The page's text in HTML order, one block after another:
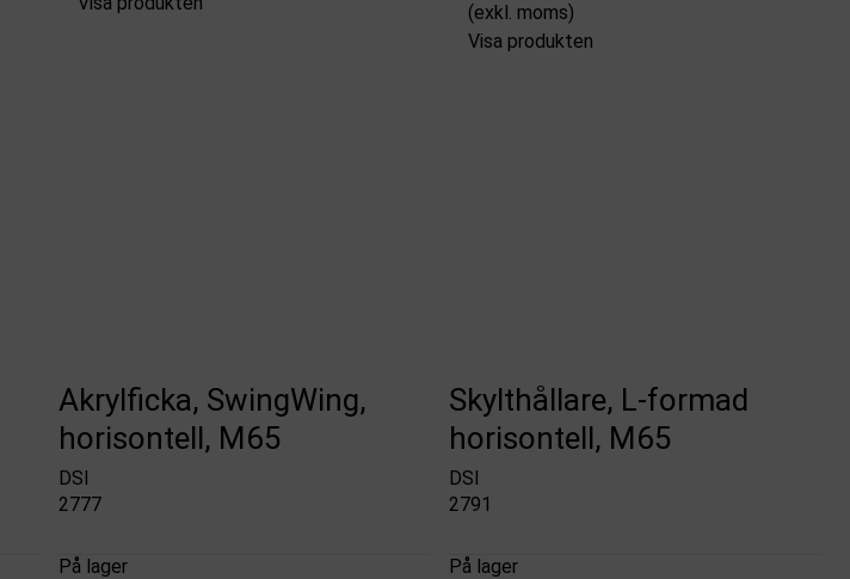
(exkl. moms)
Visa produkten
Akrylficka, SwingWing,
horisontell, M65
DSI
2777
På lager
Skylthållare, L-formad
horisontell, M65
DSI
2791
På lager